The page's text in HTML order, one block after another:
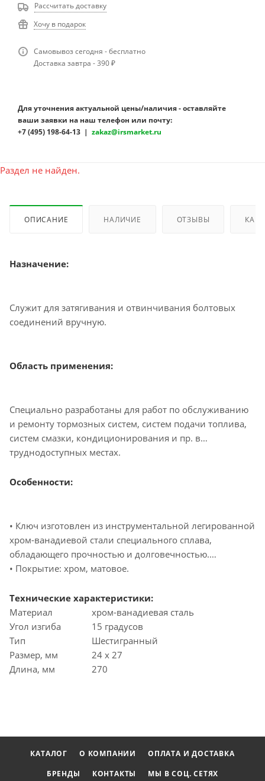
Рассчитать доставку
Хочу в подарок
Самовывоз сегодня - бесплатно
Доставка завтра - 390 ₽
Для уточнения актуальной цены/наличия - оставляйте
ваши заявки на наш телефон или почту:
+7 (495) 198-64-13 | zakaz@irsmarket.ru
Раздел не найден.
ОПИСАНИЕ НАЛИЧИЕ ОТЗЫВЫ КАК
Назначение:
Служит для затягивания и отвинчивания болтовых
соединений вручную.
Область применения:
Специально разработаны для работ по обслуживанию
и ремонту тормозных систем, систем подачи топлива,
систем смазки, кондиционирования и пр. в
труднодоступных местах.
Особенности:
• Ключ изготовлен из инструментальной легированной
хром-ванадиевой стали специального сплава,
обладающего прочностью и долговечностью.
• Покрытие: хром, матовое.
Технические характеристики:
Материал
хром-ванадиевая сталь
Угол изгиба
15 градусов
Тип
Шестигранный
Размер, мм
24 x 27
Длина, мм
270
КАТАЛОГ О КОМПАНИИ
ОПЛАТА И ДОСТАВКА
БРЕНДЫ
КОНТАКТЫ МЫ В СОЦ. СЕТЯХ